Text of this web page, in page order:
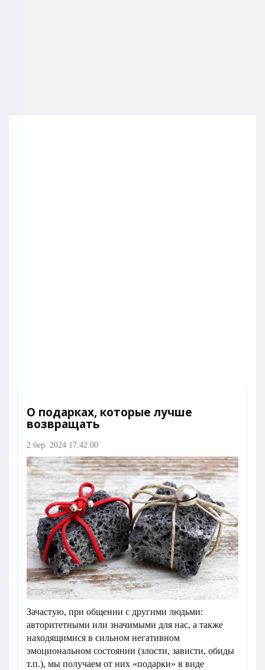
О подарках, которые лучше
возвращать
2 бер. 2024 17:42:00
Зачастую, при общении с другими людьми:
авторитетными или значимыми для нас, а также
находящимися в сильном негативном
эмоциональном состоянии (злости, зависти, обиды
т.п.), мы получаем от них «подарки» в виде